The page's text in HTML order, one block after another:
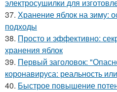
электросушилки для
37. Хранение яблок на зиму:
подходы
38. Просто и эффективно:
хранения яблок
39. Первый заголовок:
коронавируса: реальность
40. Быстрое повышение